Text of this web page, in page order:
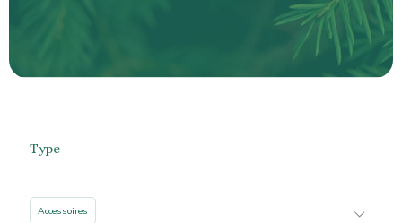
Type
Accessoires